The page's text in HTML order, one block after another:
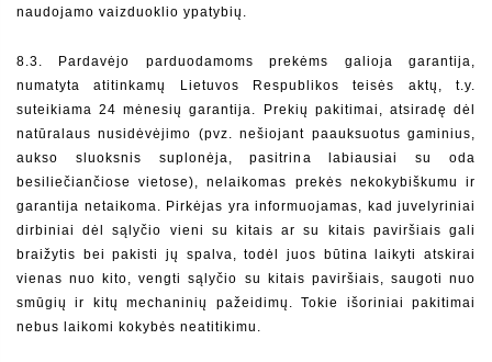
naudojamo vaizduoklio ypatybių.
8.3. Pardavėjo parduodamoms prekėms galioja garantija,
numatyta atitinkamų Lietuvos Respublikos teisės aktų, t.y.
suteikiama 24 mėnesių garantija. Prekių pakitimai, atsiradę dėl
natūralaus nusidėvėjimo (pvz. nešiojant paauksuotus gaminius,
aukso sluoksnis suplonėja, pasitrina labiausiai su oda
besiliečiančiose vietose), nelaikomas prekės nekokybiškumu ir
garantija netaikoma. Pirkėjas yra informuojamas, kad juvelyriniai
dirbiniai dėl sąlyčio vieni su kitais ar su kitais paviršiais gali
braižytis bei pakisti jų spalva, todėl juos būtina laikyti atskirai
vienas nuo kito, vengti sąlyčio su kitais paviršiais, saugoti nuo
smūgių ir kitų mechaninių pažeidimų. Tokie išoriniai pakitimai
nebus laikomi kokybės neatitikimu.